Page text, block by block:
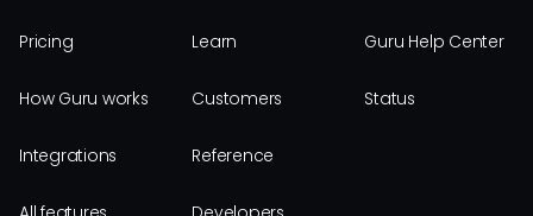
Pricing
How Guru works
Integrations
Learn
Customers
Reference
Guru Help Center
Status